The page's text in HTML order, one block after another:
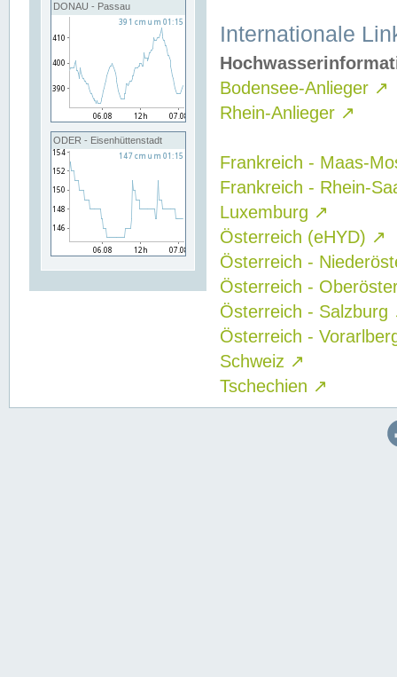
DONAU - Passau
ODER - Eisenhüttenstadt
Internationale
Bodensee-Anlieger ↗
Rhein-Anlieger ↗
Frankreich - Maas-
Frankreich - Rhein-
Luxemburg ↗
Österreich (eHYD) ↗
Österreich -
Österreich -
Österreich - Salzburg
Österreich -
Schweiz ↗
Tschechien ↗